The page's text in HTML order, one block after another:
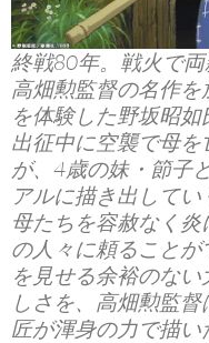
終戦80年。戦火で
高畑勲監督の名作
を体験した野坂昭
出征中に空襲で母
が、4歳の妹・節子
アルに描き出して
母たちを容赦なく
の人々に頼ること
を見せる余裕のな
しさを、高畑勲監
匠が渾身の力で描い